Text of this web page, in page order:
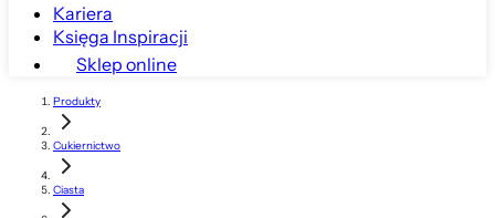
Kariera
Księga Inspiracji
Sklep online
Produkty
Cukiernictwo
Ciasta